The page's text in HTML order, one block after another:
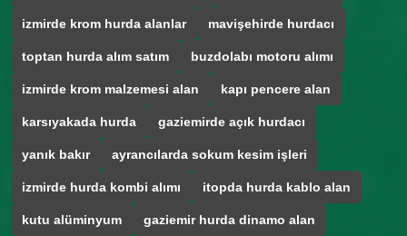
izmirde krom hurda alanlar mavişehirde hurdacı
toptan hurda alım satım buzdolabı motoru alımı
izmirde krom malzemesi alan kapı pencere alan
karsıyakada hurda gaziemirde açık hurdacı
yanık bakır ayrancılarda sokum kesim işleri
izmirde hurda kombi alımı itopda hurda kablo alan
kutu alüminyum gaziemir hurda dinamo alan